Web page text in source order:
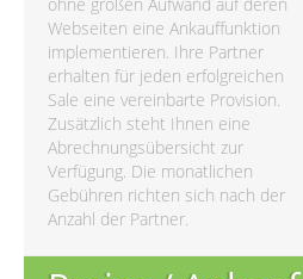
Webseiten eine Ankauffunktion
implementieren. Ihre Partner
erhalten für jeden erfolgreichen
Sale eine vereinbarte Provision.
Zusätzlich steht Ihnen eine
Abrechnungsübersicht zur
Verfügung. Die monatlichen
Gebühren richten sich nach der
Anzahl der Partner.